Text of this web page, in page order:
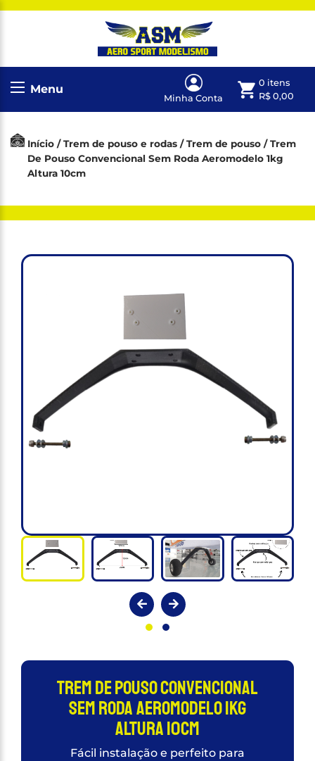
Menu
Minha Conta
0 itens
R$ 0,00
Início /Trem de pouso e rodas /Trem de pouso / Trem
De Pouso Convencional Sem Roda Aeromodelo 1kg
Altura 10cm
Trem De Pouso Convencional
Sem Roda Aeromodelo 1kg
Altura 10cm
Fácil instalação e perfeito para